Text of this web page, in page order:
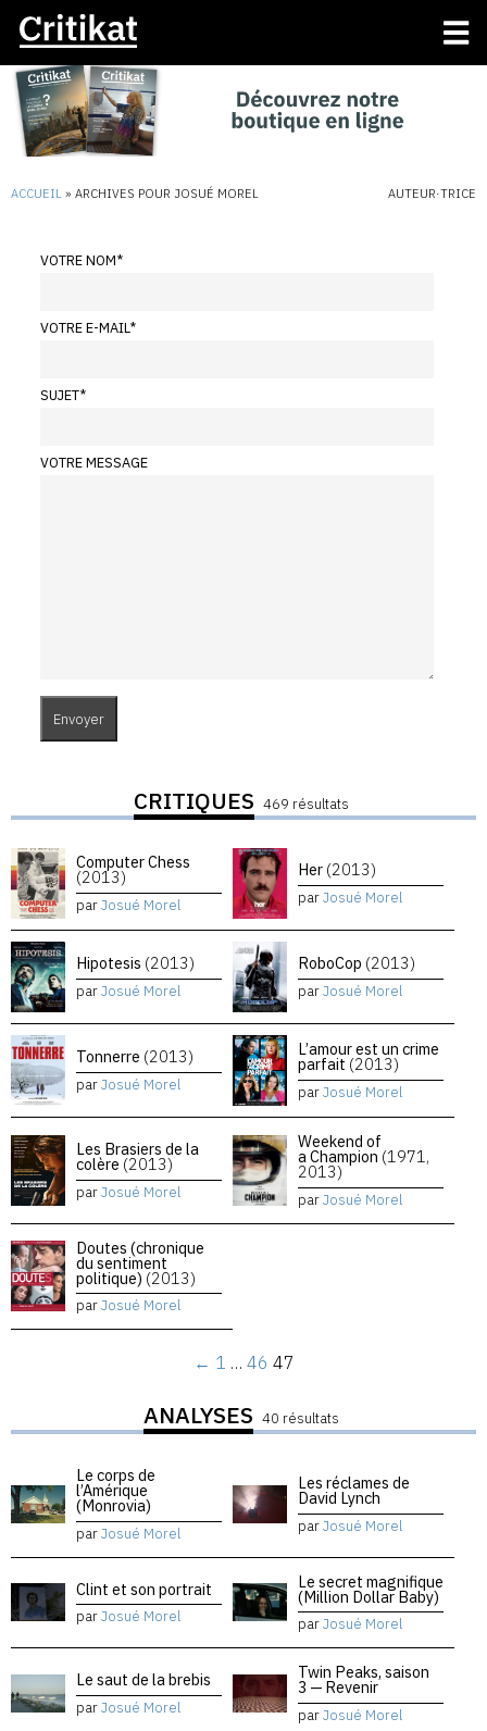
ACCUEIL » ARCHIVES POUR JOSUÉ MOREL AUTEUR·TRICE
VOTRE NOM*
VOTRE E-MAIL*
SUJET*
VOTRE MESSAGE
CRITIQUES 469 résultats
Computer Chess
(2013)
parJosué Morel
Her (2013)
parJosué Morel
Hipotesis (2013)
parJosué Morel
RoboCop (2013)
parJosué Morel
Tonnerre (2013)
parJosué Morel
L’amour est un crime
parfait (2013)
parJosué Morel
Les Brasiers de la
colère (2013)
parJosué Morel
Weekend of
a Champion (1971,
2013)
parJosué Morel
Doutes (chronique
du sentiment
politique) (2013)
parJosué Morel
← 1 … 46 47
ANALYSES 40 résultats
Le corps de
l’Amérique
(Monrovia)
parJosué Morel
Les réclames de
David Lynch
parJosué Morel
Clint et son portrait
parJosué Morel
Le secret magnifique
(Million Dollar Baby)
parJosué Morel
Le saut de la brebis
parJosué Morel
Twin Peaks, saison
3 — Revenir
parJosué Morel